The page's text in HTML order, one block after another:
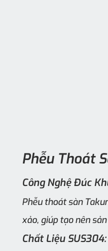
Phễu Thoát
Công Nghệ Đúc
Phễu thoát sàn
xảo, giúp tạo nên
Chất Liệu SUS304: